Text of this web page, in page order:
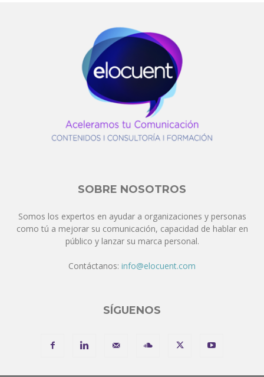
SOBRE NOSOTROS
Somos los expertos en ayudar a organizaciones y personas
como tú a mejorar su comunicación, capacidad de hablar en
público y lanzar su marca personal.
Contáctanos: info@elocuent.com
SÍGUENOS